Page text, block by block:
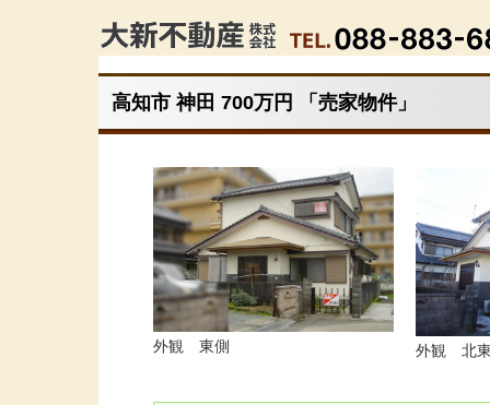
高知市 神田 700万円 「売家物件」
外観 東側 外観 北